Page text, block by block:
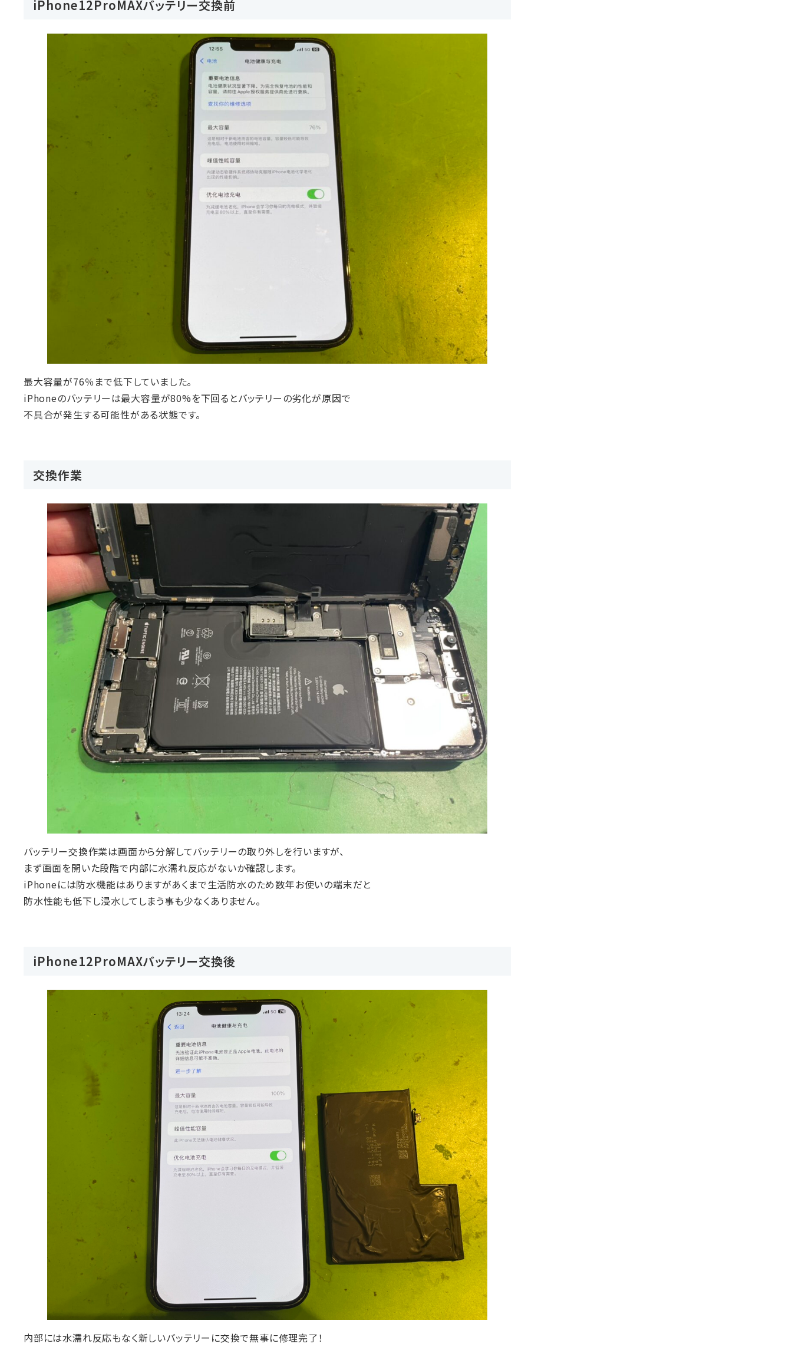
iPhone12ProMAXバッテリー交換前
最大容量が76％まで低下していました。
iPhoneのバッテリーは最大容量が80%を下回るとバッテリーの劣化が原因で
不具合が発生する可能性がある状態です。
交換作業
バッテリー交換作業は画面から分解してバッテリーの取り外しを行いますが、
まず画面を開いた段階で内部に水濡れ反応がないか確認します。
iPhoneには防水機能はありますがあくまで生活防水のため数年お使いの端末だと
防水性能も低下し浸水してしまう事も少なくありません。
iPhone12ProMAXバッテリー交換後
内部には水濡れ反応もなく新しいバッテリーに交換で無事に修理完了！